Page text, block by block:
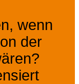
wenn
der